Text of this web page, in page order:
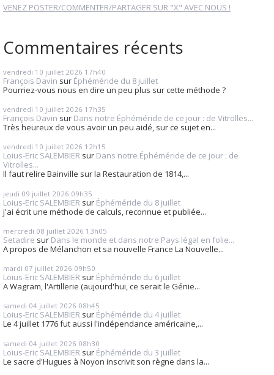
VENEZ POSTER/COMMENTER/PARTAGER SUR "X" AVEC NOUS !
Commentaires récents
vendredi 10 juillet 2026 17h40
François Davin sur Éphéméride du 8 juillet
Pourriez-vous nous en dire un peu plus sur cette méthode ?
vendredi 10 juillet 2026 17h35
François Davin sur Dans notre Éphéméride de ce jour : de Vitrolles...
Très heureux de vous avoir un peu aidé, sur ce sujet en...
vendredi 10 juillet 2026 12h15
Loius-Eric SALEMBIER sur Dans notre Éphéméride de ce jour : de
Vitrolles...
Il faut relire Bainville sur la Restauration de 1814,...
jeudi 09 juillet 2026 09h35
Loius-Eric SALEMBIER sur Éphéméride du 8 juillet
j'ai écrit une méthode de calculs, reconnue et publiée...
mercredi 08 juillet 2026 13h05
Setadire sur Dans le monde et dans notre Pays légal en folie...
A propos de Mélanchon et sa nouvelle France La Nouvelle...
mardi 07 juillet 2026 09h50
Loius-Eric SALEMBIER sur Éphéméride du 6 juillet
A Wagram, l'Artillerie (aujourd'hui, ce serait le Génie...
samedi 04 juillet 2026 08h45
Loius-Eric SALEMBIER sur Éphéméride du 4 juillet
Le 4 juillet 1776 fut aussi l'indépendance américaine,...
samedi 04 juillet 2026 08h30
Loius-Eric SALEMBIER sur Éphéméride du 3 juillet
Le sacre d'Hugues à Noyon inscrivit son règne dans la...